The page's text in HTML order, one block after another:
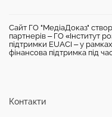
Сайт ГО "МедіаДоказ"
партнерів – ГО «Інститут
підтримки EUACI – у
фінансова підтримка під
Контакти